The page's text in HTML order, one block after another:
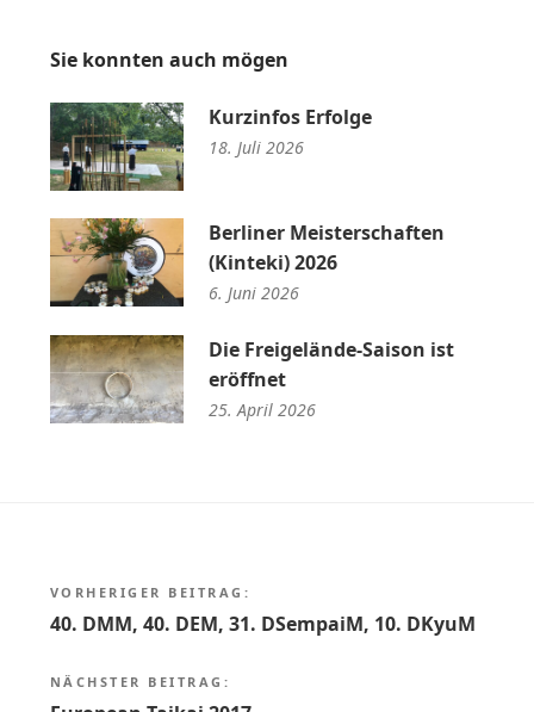
Sie konnten auch mögen
Kurzinfos Erfolge
18. Juli 2026
Berliner Meisterschaften
(Kinteki) 2026
6. Juni 2026
Die Freigelände-Saison ist
eröffnet
25. April 2026
Beitragsnavigation
VORHERIGER BEITRAG:
40. DMM, 40. DEM, 31. DSempaiM, 10. DKyuM
NÄCHSTER BEITRAG: